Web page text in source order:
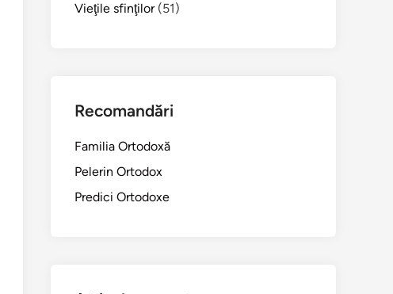
Vieţile sfinţilor(51)
Recomandări
Familia Ortodoxă
Pelerin Ortodox
Predici Ortodoxe